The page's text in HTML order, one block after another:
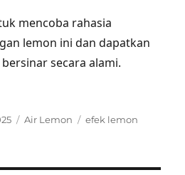
mencoba rahasia
lemon ini dan dapatkan
secara alami.
Categories
Air Lemon Tags
efek lemon